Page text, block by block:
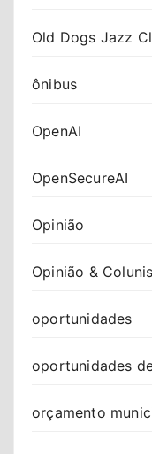
Old Dogs Jazz
ônibus
OpenAI
OpenSecureAI
Opinião
Opinião &
oportunidades
oportunidades
orçamento